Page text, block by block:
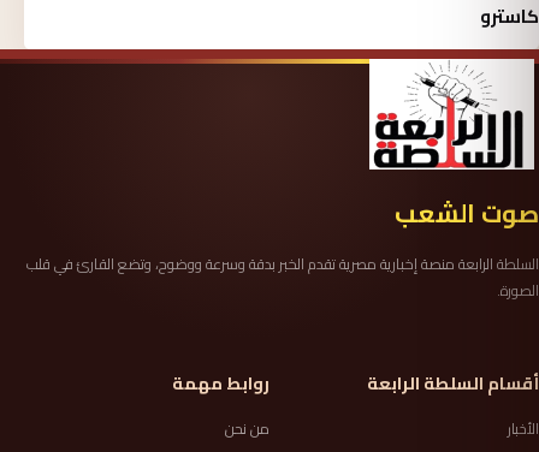
كاسترو
صوت الشعب
السلطة الرابعة منصة إخبارية مصرية تقدم الخبر بدقة وسرعة ووضوح، وتضع القارئ في قلب
الصورة.
أقسام السلطة الرابعة
الأخبار
روابط مهمة
من نحن